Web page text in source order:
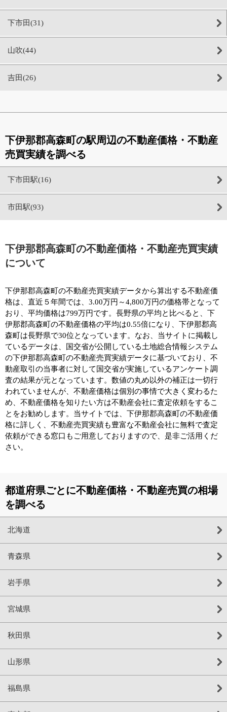
下市田(31)
山吹(44)
吉田(26)
下伊那郡高森町の駅周辺の不動産価格・不動産
売買実績を調べる
下市田駅(16)
市田駅(93)
下伊那郡高森町の不動産価格・不動産売買実績
について
下伊那郡高森町の不動産売買実績データから算出する不動産価
格は、直近５年間では、3.00万円～4,800万円の価格帯となって
おり、平均価格は799万円です。長野県の平均と比べると、下
伊那郡高森町の不動産価格の平均は0.55倍になり、下伊那郡高
森町は長野県で30位となっています。なお、当サイトに掲載し
ているデータは、国交省が公開している土地総合情報システム
の下伊那郡高森町の不動産売買実績データに基づいており、不
動産取引の当事者に対して国交省が実施しているアンケート調
査の結果が元となっています。数値の丸め以外の補正は一切行
われていませんが、不動産価格は個別の事情で大きく変わるた
め、不動産価格を知りたい方は不動産会社に査定依頼をするこ
とをお勧めします。当サイトでは、下伊那郡高森町の不動産価
格に詳しく、不動産売買実績も豊富な不動産会社に無料で査定
依頼ができる窓口もご用意しておりますので、是非ご活用くだ
さい。
都道府県ごとに不動産価格・不動産売買の相場
を調べる
北海道
青森県
岩手県
宮城県
秋田県
山形県
福島県